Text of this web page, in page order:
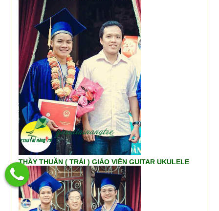
THẦY THUẦN ( TRÁI ) GIÁO VIÊN GUITAR UKULELE